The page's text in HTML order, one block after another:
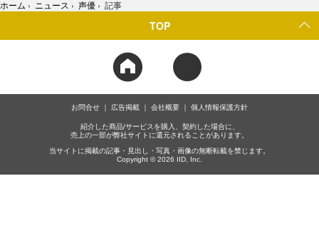
ホーム › ニュース › 声優 › 記事
TOP
お問合せ 広告掲載 会社概要 個人情報保護方針
紹介した商品/サービスを購入、契約した場合に、
売上の一部が弊社サイトに還元されることがあります。
当サイトに掲載の記事・見出し・写真・画像の無断転載を禁じます。
Copyright © 2026 IID, Inc.